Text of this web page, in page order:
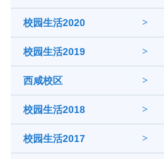
>
校园生活2020
>
校园生活2019
>
西咸校区
>
校园生活2018
>
校园生活2017